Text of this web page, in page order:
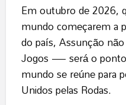
Em outubro de 2026,
mundo começarem a
do país, Assunção
Jogos — será o
mundo se reúne para
Unidos pelas Rodas.